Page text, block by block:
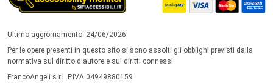
Ultimo aggiornamento: 24/06/2026
Per le opere presenti in questo sito si sono assolti gli obblighi previsti dalla
normativa sul diritto d'autore e sui diritti connessi.
FrancoAngeli s.r.l. P.IVA 04949880159